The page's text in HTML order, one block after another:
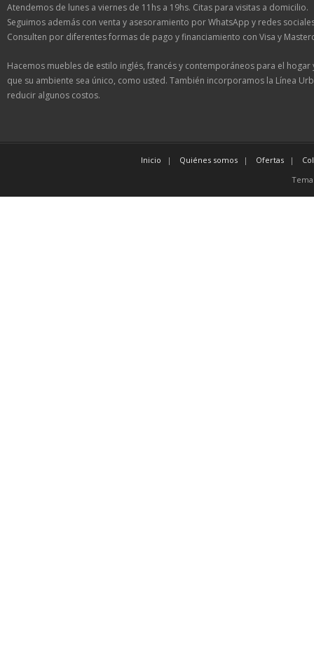
Atendemos de lunes a viernes de 11hs a 19hs. Citas para visitas a domicilio.
Seguimos además con venta y asesoramiento por WhatsApp y redes
Consulten por diferentes formas de pago y financiamiento con Visa y
Hacemos muebles de estilo inglés, francés y contemporáneos para el
que su ambiente sea único, como usted. También incorporamos la Línea
reducir algunos costos.
Inicio Quiénes somos Ofertas